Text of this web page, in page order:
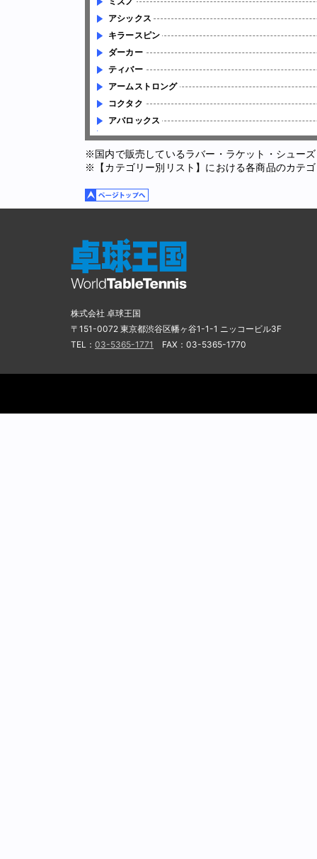
アシックス
キラースピン
ダーカー
ティバー
アームストロング
コクタク
アバロックス
※国内で販売しているラバー・ラケット・シュー
※【カテゴリー別リスト】における各商品のカテ
株式会社 卓球王国
〒151-0072 東京都渋谷区幡ヶ谷1-1-1 ニッコービル3F
TEL： 03-5365-1771 FAX：03-5365-1770